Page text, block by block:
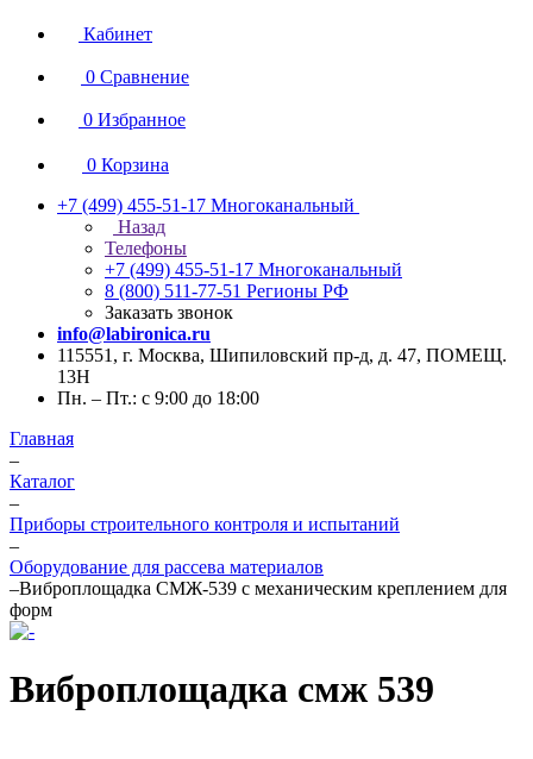
Кабинет
0 Сравнение
0 Избранное
0 Корзина
+7 (499) 455-51-17 Многоканальный
Назад
Телефоны
+7 (499) 455-51-17 Многоканальный
8 (800) 511-77-51 Регионы РФ
Заказать звонок
info@labironica.ru
115551, г. Москва, Шипиловский пр-д, д. 47, ПОМЕЩ.
13Н
Пн. – Пт.: с 9:00 до 18:00
Главная
–
Каталог
–
Приборы строительного контроля и испытаний
–
Оборудование для рассева материалов
–Виброплощадка СМЖ-539 с механическим креплением для
форм
Виброплощадка смж 539